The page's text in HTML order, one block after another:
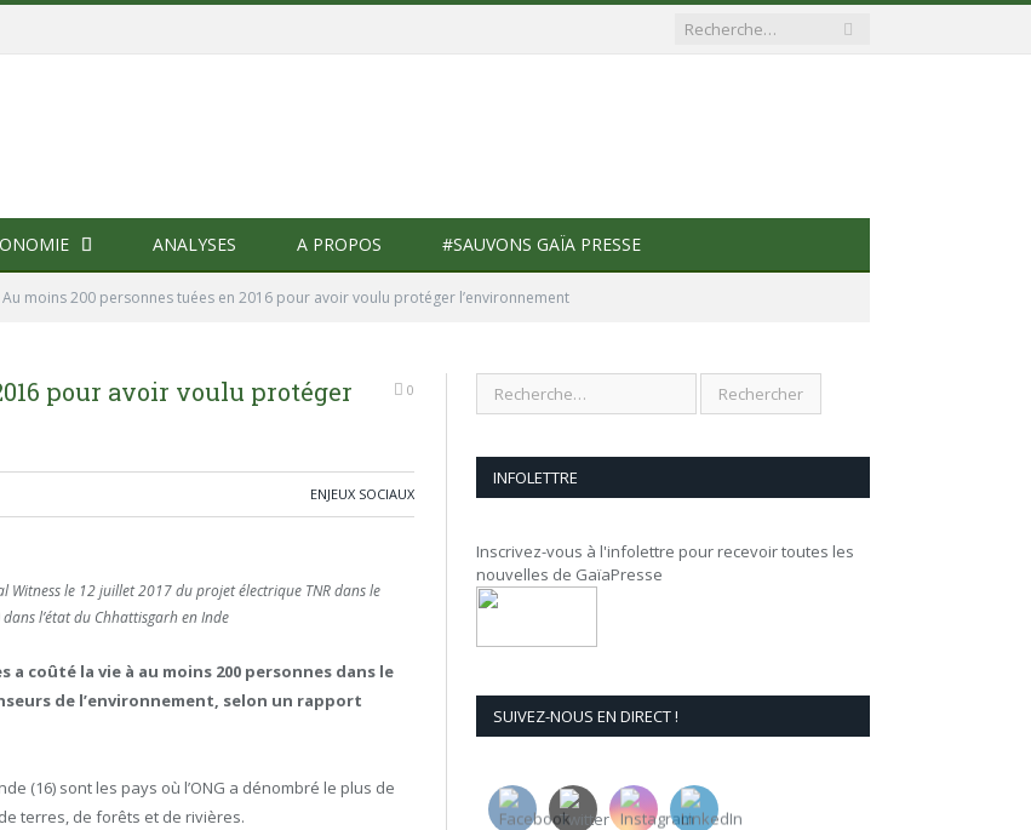
ANALYSES A PROPOS #SAUVONS GAÏA PRESSE
Au moins 200 personnes tuées en 2016 pour avoir voulu protéger l’environnement
pour avoir voulu protéger
0
ENJEUX SOCIAUX
Witness le 12 juillet 2017 du projet électrique TNR dans le
l’état du Chhattisgarh en Inde
coûté la vie à au moins 200 personnes dans le
de l’environnement, selon un rapport
(16) sont les pays où l’ONG a dénombré le plus de
terres, de forêts et de rivières.
INFOLETTRE
Inscrivez-vous à l'infolettre pour recevoir toutes les
nouvelles de GaïaPresse
SUIVEZ-NOUS EN DIRECT !